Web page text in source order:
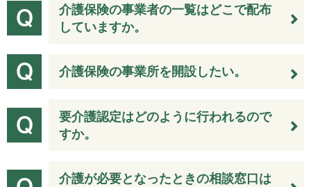
介護保険の事業者の一覧はどこで配布
していますか。
介護保険の事業所を開設したい。
要介護認定はどのように行われるので
すか。
介護が必要となったときの相談窓口は